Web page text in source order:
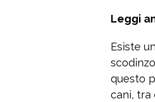
Leggi
Esiste
questo
cani, tra